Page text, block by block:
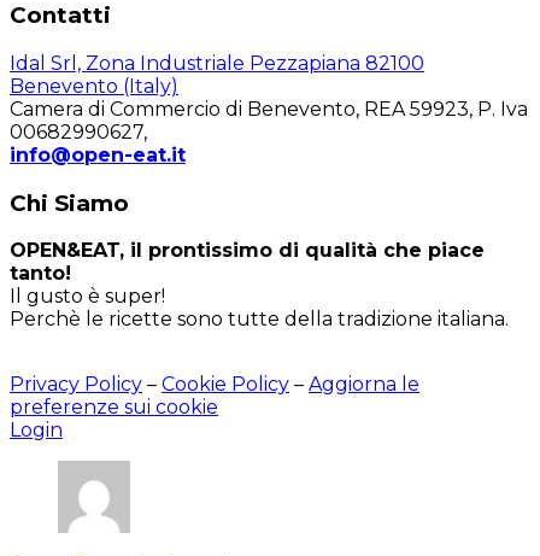
Contatti
Idal Srl, Zona Industriale Pezzapiana 82100
Benevento (Italy)
Camera di Commercio di Benevento, REA 59923, P. Iva
00682990627,
info@open-eat.it
Chi Siamo
OPEN&EAT, il prontissimo di qualità che piace
tanto!
Il gusto è super!
Perchè le ricette sono tutte della tradizione italiana.
Privacy Policy – Cookie Policy – Aggiorna le
preferenze sui cookie
Login